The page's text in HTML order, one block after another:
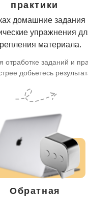
домашние задания
упражнения
материала.
практики
Обратная
отработке заданий и
добьетесь